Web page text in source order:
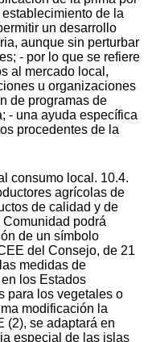
de la
un desarrollo
aunque sin perturbar
- por lo que se refiere
al mercado local,
u organizaciones
de programas de
- una ayuda específica
procedentes de la
consumo local. 10.4.
agrícolas de
de calidad y de
podrá
de un símbolo
del Consejo, de 21
medidas de
los Estados
para los vegetales o
modificación la
(2), se adaptará en
especial de las islas